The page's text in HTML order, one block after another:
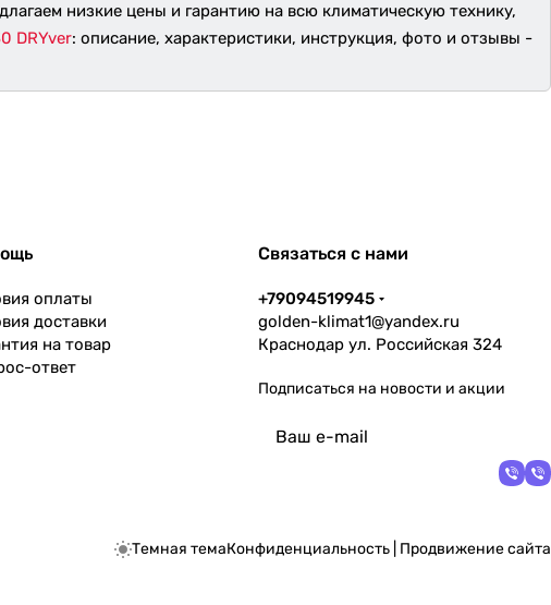
низкие цены и гарантию на всю климатическую технику,
DRYver: описание, характеристики, инструкция, фото и отзывы -
оплаты
доставки
на товар
ответ
Связаться с нами
+79094519945
golden-klimat1@yandex.ru
Краснодар ул. Российская 324
Подписаться на новости и акции
Темная темаКонфиденциальность Продвижение сайта